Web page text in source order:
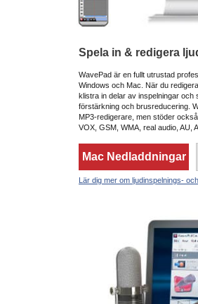
Spela in & redigera
WavePad är en fullt utrustad
Windows och Mac. När du
klistra in delar av inspelningar och
förstärkning och brusreducering.
MP3-redigerare, men stöder
VOX, GSM, WMA, real audio, AU,
Mac Nedladdningar
Lär dig mer om ljudinspelnings-